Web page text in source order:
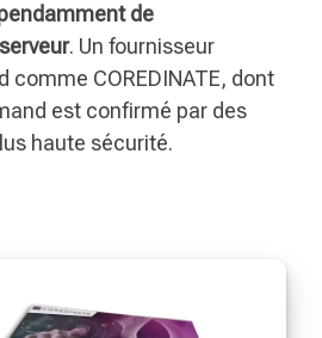
de
. Un fournisseur
comme COREDINATE, dont
est confirmé par des
haute sécurité.